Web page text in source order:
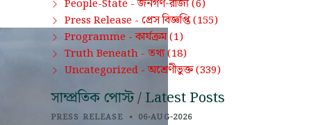
People-State -জনগণ-রাজ্য(6)
Press Release - প্রেস বিজ্ঞপ্তি(155)
Programme -কার্যক্রম(1)
Truth Beneath - তথ্য(18)
Uncategorized -অশ্রেণীভুক্ত(339)
সাম্প্রতিক পোস্ট / Latest Posts
PRESS RELEASE • 06-AUG-2026